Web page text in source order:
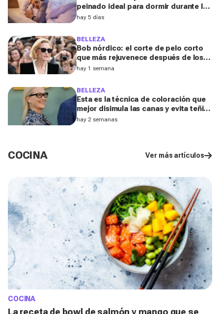
peinado ideal para dormir durante los
días de calor, según una experta
hay 5 días
BELLEZA
Bob nórdico: el corte de pelo corto
que más rejuvenece después de los
50, según una experta
hay 1 semana
BELLEZA
Esta es la técnica de coloración que
mejor disimula las canas y evita teñir
la raíz cada pocas semanas, según un
hay 2 semanas
COCINA Ver más artículos
COCINA
La receta de bowl de salmón y mango que se